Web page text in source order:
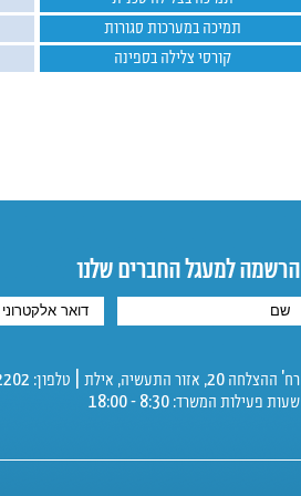
תמיכה במערכות סגורות
קורסי צלילה בספינה
הרשמה למעגל החברים שלנו
רח' ההצלחה 20, אזור התעשיה, אילת | טלפון: 08-6342202 | פקס: 08-6325112
שעות פעילות המשרד: 8:30 - 18:00